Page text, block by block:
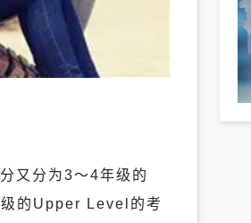
又分为3～4年级的
的Upper Level的考